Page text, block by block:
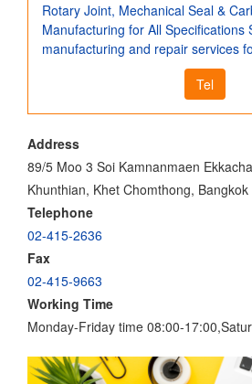
Rotary Joint, Mechanical Seal &
Manufacturing for All Specifications
manufacturing and repair services
Tel
Address
89/5 Moo 3 Soi Kamnanmaen
Khunthian, Khet Chomthong, Bangkok
Telephone
02-415-2636
Fax
02-415-9663
Working Time
Monday-Friday time 08:00-